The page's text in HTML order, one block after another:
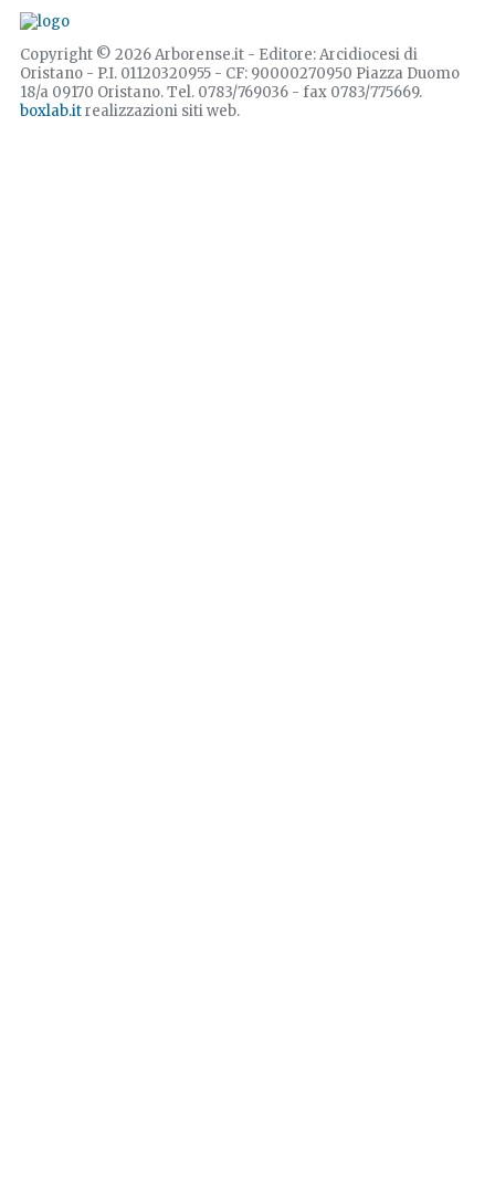
Copyright © 2026 Arborense.it - Editore: Arcidiocesi di
Oristano - P.I. 01120320955 - CF: 90000270950 Piazza Duomo
18/a 09170 Oristano. Tel. 0783/769036 - fax 0783/775669.
boxlab.itrealizzazioni siti web.